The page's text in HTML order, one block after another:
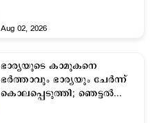
Aug 02, 2026
ഭാര്യയുടെ കാമുകനെ
ഭര്‍ത്താവും ഭാര്യയും ചേര്‍ന്ന്
കൊലപ്പെടുത്തി; ഞെട്ടല്‍...